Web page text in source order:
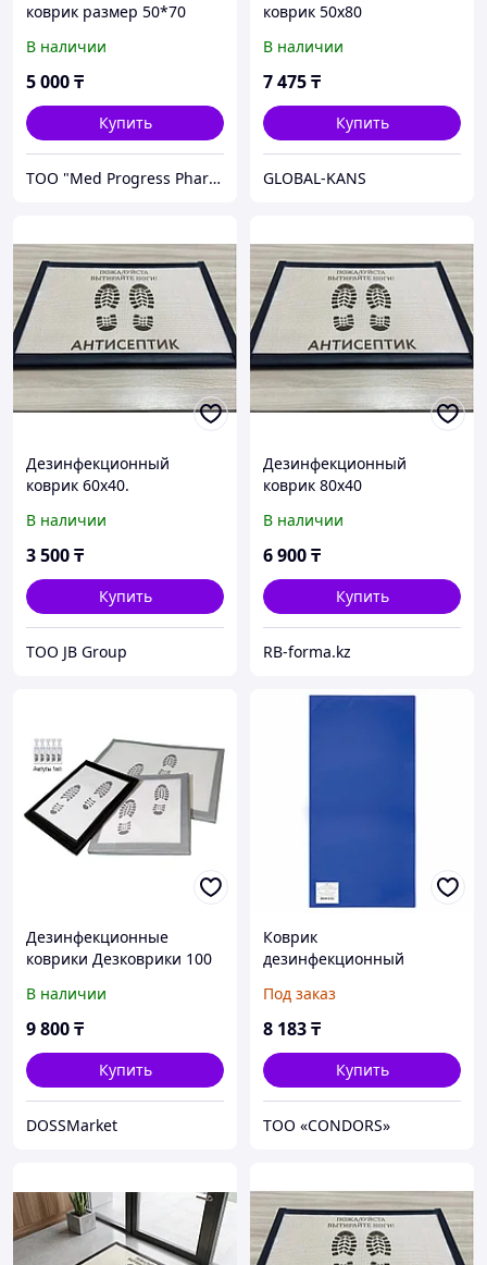
коврик размер 50*70
В наличии
5 000₸
Купить
TOO "Med Progress Pharm"
коврик 50х80
В наличии
7 475₸
Купить
GLOBAL-KANS
Дезинфекционный
коврик 60х40.
В наличии
3 500₸
Купить
ТОО JB Group
Дезинфекционный
коврик 80х40
В наличии
6 900₸
Купить
RB-forma.kz
Дезинфекционные
коврики Дезковрики 100
В наличии
9 800₸
Купить
DOSSMarket
Коврик
дезинфекционный
см, толщина 3 см, серый
Под заказ
8 183₸
Купить
ТОО «CONDORS»